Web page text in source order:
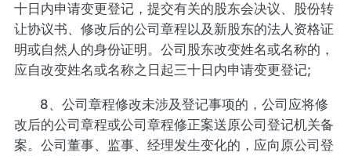
十日内申请变更登记，提交有关的股东会决议、股份转
让协议书、修改后的公司章程以及新股东的法人资格证
明或自然人的身份证明。公司股东改变姓名或名称的，
应自改变姓名或名称之日起三十日内申请变更登记;
8、公司章程修改未涉及登记事项的，公司应将修
改后的公司章程或公司章程修正案送原公司登记机关备
案。公司董事、监事、经理发生变化的，应向原公司登